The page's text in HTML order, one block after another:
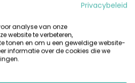
in de bergen?
gasten; je kunt er
parapenten. In de buurt
en een groot
Verder kunnen
Privacybeleid
analyse van onze
website te verbeteren,
tonen en om u een geweldige website-
informatie over de cookies die we